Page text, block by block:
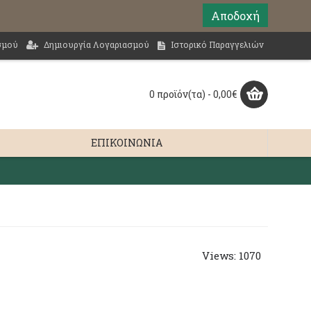
Αποδοχή
Δημιουργία Λογαριασμού Ιστορικό Παραγγελιών
0 προϊόν(τα) - 0,00€
ΕΠΙΚΟΙΝΩΝΊΑ
Views: 1070